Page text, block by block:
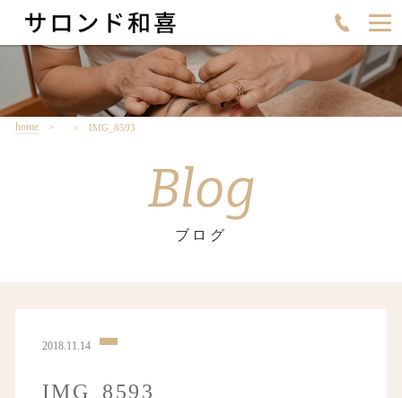
home IMG_8593
Blog
ブログ
2018.11.14
IMG_8593